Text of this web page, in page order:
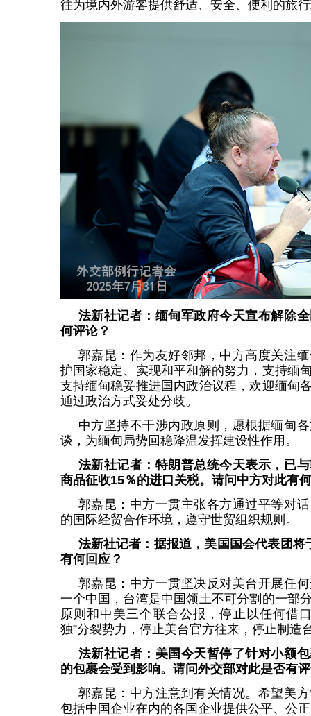
往为境内外游客提供舒适、安全、便利的旅
法新社记者：缅甸军政府今天宣布解除
何评论？
郭嘉昆：作为友好邻邦，中方高度关注
护国家稳定、实现和平和解的努力，支持缅
支持缅甸稳妥推进国内政治议程，欢迎缅甸
通过政治方式妥处分歧。
中方坚持不干涉内政原则，愿根据缅甸
谈，为缅甸局势回稳降温发挥建设性作用。
法新社记者：特朗普总统今天表示，已
商品征收15％的进口关税。请问中方对此有
郭嘉昆：中方一贯主张各方通过平等对
的国际经贸合作环境，遵守世贸组织规则。
法新社记者：据报道，美国国会代表团
有何回应？
郭嘉昆：中方一贯坚决反对美台开展任
一个中国，台湾是中国领土不可分割的一部
原则和中美三个联合公报，停止以任何借
独”分裂势力，停止美台官方往来，停止制造
法新社记者：美国今天暂停了针对小额
的包裹会受到影响。请问外交部对此是否有
郭嘉昆：中方注意到有关情况。希望美
包括中国企业在内的各国企业提供公平、公